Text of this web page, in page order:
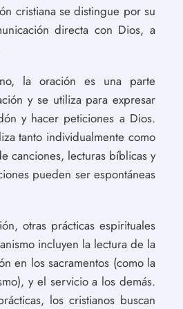
cristiana se distingue por su
directa con Dios, a
la oración es una parte
y se utiliza para expresar
y hacer peticiones a Dios.
tanto individualmente como
canciones, lecturas bíblicas y
pueden ser espontáneas
otras prácticas espirituales
incluyen la lectura de la
en los sacramentos (como la
y el servicio a los demás.
los cristianos buscan